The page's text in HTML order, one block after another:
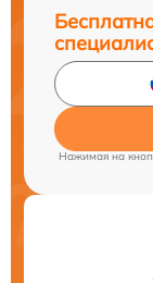
Нажимая на